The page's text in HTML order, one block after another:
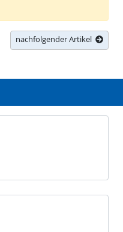
nachfolgender Artikel